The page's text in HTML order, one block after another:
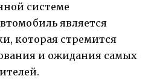
системе
является
которая стремится
и ожидания самых